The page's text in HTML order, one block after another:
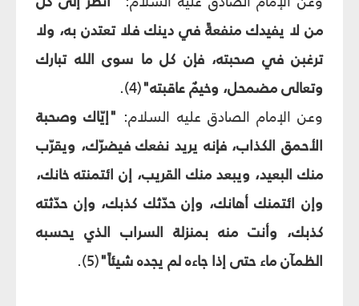
من لا يفيدك منفعةً في دينك فلا تعتدن به، ولا
ترغبن في صحبته، فإن كل ما سوى الله تبارك
وتعالى مضمحل، وخيمٌ عاقبته"(4).
وعن الإمام الصادق عليه السلام: "إيّاك وصحبة
الأحمق الكذاب، فإنه يريد نفعك فيضرّك، ويقرّب
منك البعيد، ويبعد منك القريب، إن ائتمنته خانك،
وإن ائتمنك أهانك، وإن حدّثك كذبك، وإن حدّثته
كذبك، وأنت منه بمنزلة السراب الذي يحسبه
الظمآن ماء حتى إذا جاءه لم يجده شيئاً"(5).